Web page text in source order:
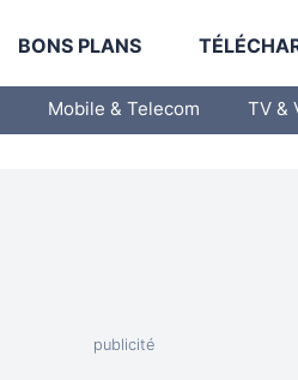
BONS PLANS
Mobile & Telecom TV &